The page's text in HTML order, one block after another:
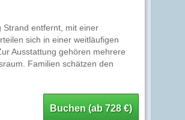
Strand entfernt, mit einer
sich in einer weitläufigen
Ausstattung gehören mehrere
Familien schätzen den
Buchen (ab 728 €)